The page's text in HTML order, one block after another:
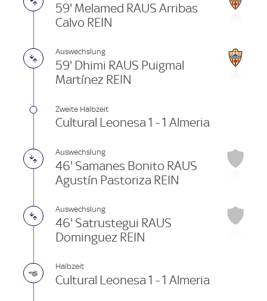
59' Melamed RAUS Arribas
Calvo REIN
Auswechslung
59' Dhimi RAUS Puigmal
Martínez REIN
Zweite Halbzeit
Cultural Leonesa 1 - 1 Almeria
Auswechslung
46' Samanes Bonito RAUS
Agustín Pastoriza REIN
Auswechslung
46' Satrustegui RAUS
Dominguez REIN
Halbzeit
Cultural Leonesa 1 - 1 Almeria